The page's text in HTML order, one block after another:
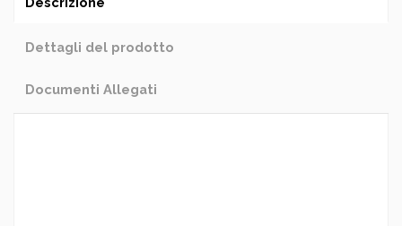
Dettagli del prodotto
Documenti Allegati